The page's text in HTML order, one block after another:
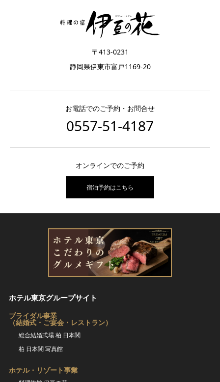
〒413-0231
静岡県伊東市富戸1169-20
お電話でのご予約・お問合せ
0557-51-4187
オンラインでのご予約
宿泊予約はこちら
ホテル東京グループサイト
ブライダル事業
（結婚式・ご宴会・レストラン）
総合結婚式場 柏 日本閣
柏 日本閣 写真館
ホテル・リゾート事業